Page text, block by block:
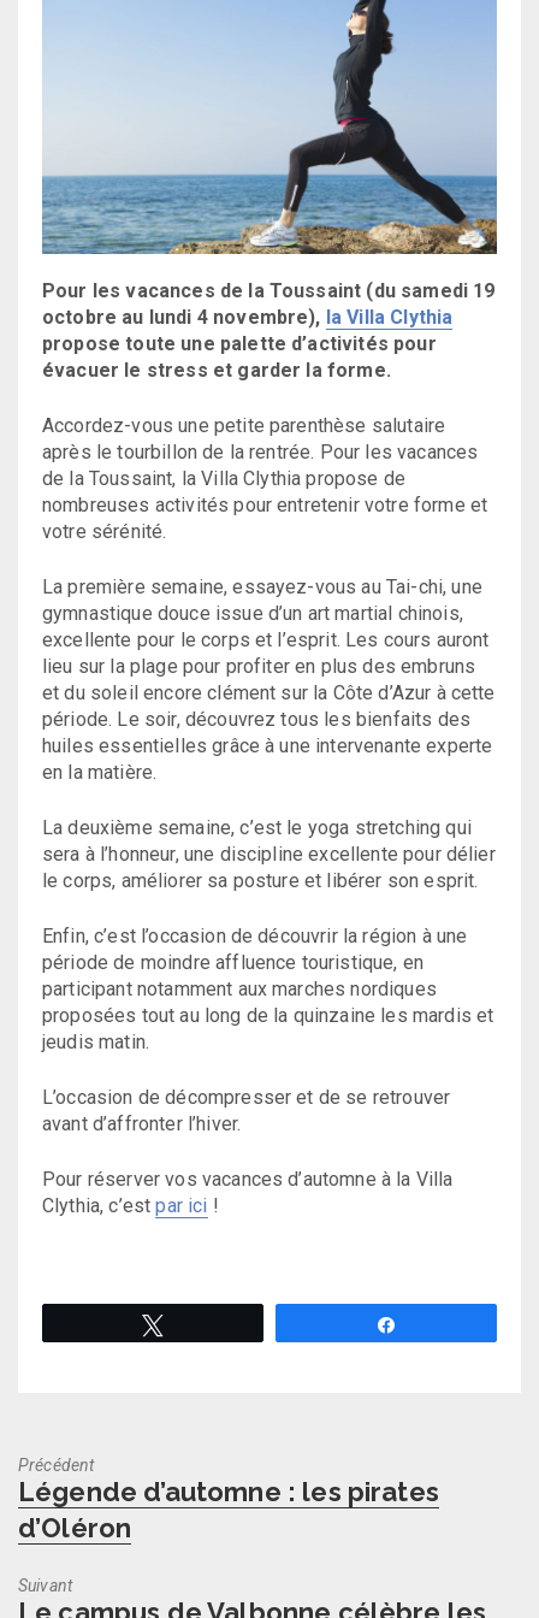
Pour les vacances de la Toussaint (du samedi 19
octobre au lundi 4 novembre), la Villa Clythia
propose toute une palette d’activités pour
évacuer le stress et garder la forme.
Accordez-vous une petite parenthèse salutaire
après le tourbillon de la rentrée. Pour les vacances
de la Toussaint, la Villa Clythia propose de
nombreuses activités pour entretenir votre forme et
votre sérénité.
La première semaine, essayez-vous au Tai-chi, une
gymnastique douce issue d’un art martial chinois,
excellente pour le corps et l’esprit. Les cours auront
lieu sur la plage pour profiter en plus des embruns
et du soleil encore clément sur la Côte d’Azur à cette
période. Le soir, découvrez tous les bienfaits des
huiles essentielles grâce à une intervenante experte
en la matière.
La deuxième semaine, c’est le yoga stretching qui
sera à l’honneur, une discipline excellente pour délier
le corps, améliorer sa posture et libérer son esprit.
Enfin, c’est l’occasion de découvrir la région à une
période de moindre affluence touristique, en
participant notamment aux marches nordiques
proposées tout au long de la quinzaine les mardis et
jeudis matin.
L’occasion de décompresser et de se retrouver
avant d’affronter l’hiver.
Pour réserver vos vacances d’automne à la Villa
Clythia, c’estpar ici !
Précédent
Previous
post:
Légende d’automne : les pirates
d’Oléron
Suivant
Next